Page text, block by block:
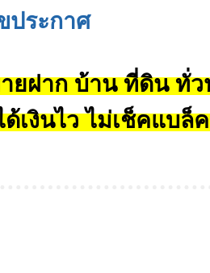
ประกาศ
ยฝาก บ้าน ที่ดิน ทั่ว
ด้เงินไว ไม่เช็คแบล็